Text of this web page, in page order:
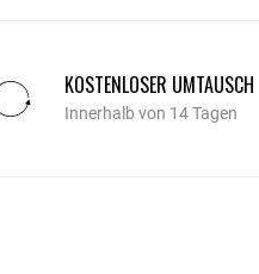
KOSTENLOSER UMTAUSCH
Innerhalb von 14 Tagen